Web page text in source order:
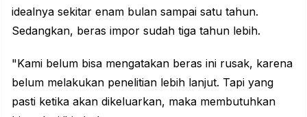
idealnya sekitar enam bulan sampai satu tahun.
Sedangkan, beras impor sudah tiga tahun lebih.
"Kami belum bisa mengatakan beras ini rusak, karena
belum melakukan penelitian lebih lanjut. Tapi yang
pasti ketika akan dikeluarkan, maka membutuhkan